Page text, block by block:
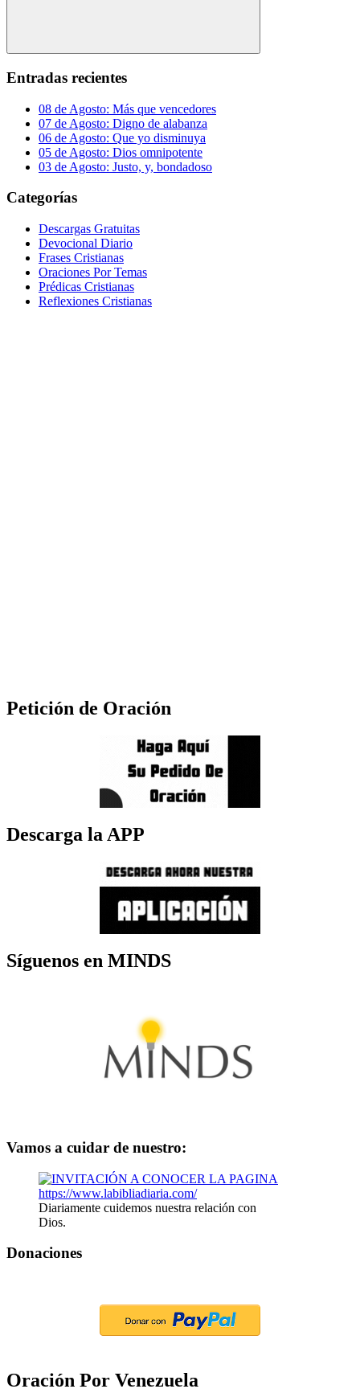
Buscar
Entradas recientes
08 de Agosto: Más que vencedores
07 de Agosto: Digno de alabanza
06 de Agosto: Que yo disminuya
05 de Agosto: Dios omnipotente
03 de Agosto: Justo, y, bondadoso
Categorías
Descargas Gratuitas
Devocional Diario
Frases Cristianas
Oraciones Por Temas
Prédicas Cristianas
Reflexiones Cristianas
Petición de Oración
Descarga la APP
Síguenos en MINDS
Vamos a cuidar de nuestro:
Diariamente cuidemos nuestra relación con
Dios.
Donaciones
Oración Por Venezuela